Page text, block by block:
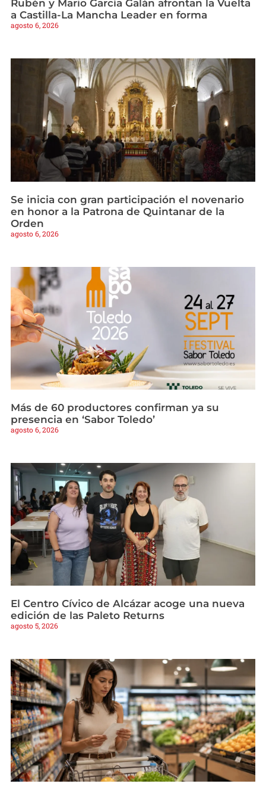
Rubén y Mario García Galán afrontan la Vuelta
a Castilla-La Mancha Leader en forma
agosto 6, 2026
Se inicia con gran participación el novenario
en honor a la Patrona de Quintanar de la
Orden
agosto 6, 2026
Más de 60 productores confirman ya su
presencia en ‘Sabor Toledo’
agosto 6, 2026
El Centro Cívico de Alcázar acoge una nueva
edición de las Paleto Returns
agosto 5, 2026